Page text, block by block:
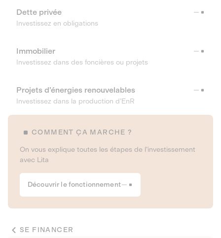
Dette privée
Investissez en obligations
Immobilier
Investissez dans des foncières ou projets
Projets d’énergies renouvelables
Investissez dans la production d’EnR
COMMENT ÇA MARCHE ?
On vous explique toutes les étapes de l’investissement
avec Lita
Découvrir le fonctionnement
SE FINANCER